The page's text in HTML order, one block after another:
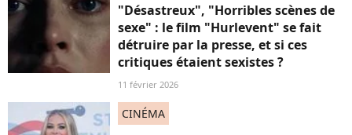
"Désastreux", "Horribles scènes de
sexe" : le film "Hurlevent" se fait
détruire par la presse, et si ces
critiques étaient sexistes ?
11 février 2026
CINÉMA